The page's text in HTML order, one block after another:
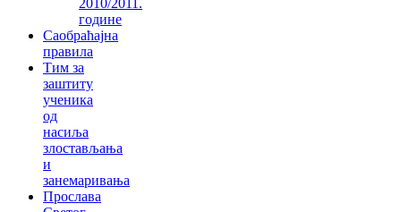
године
Саобраћајна
правила
Тим за
заштиту
ученика
од
насиља
злостављања
и
занемаривања
Прослава